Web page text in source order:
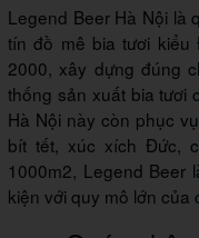
Legend Beer Hà Nội là
tín đồ mê bia tươi kiểu
2000, xây dựng đúng
thống sản xuất bia tươi
Hà Nội này còn phục
bít tết, xúc xích Đức,
1000m2, Legend Beer
kiện với quy mô lớn của